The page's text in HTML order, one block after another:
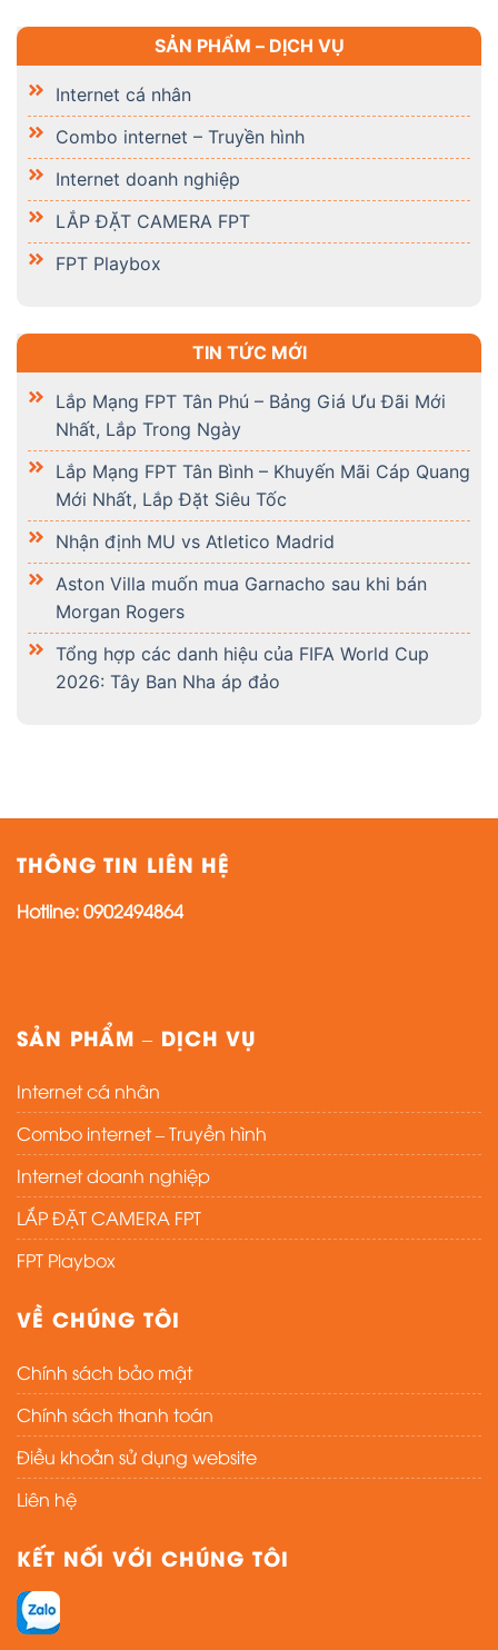
SẢN PHẨM – DỊCH VỤ
Internet cá nhân
Combo internet – Truyền hình
Internet doanh nghiệp
LẮP ĐẶT CAMERA FPT
FPT Playbox
TIN TỨC MỚI
Lắp Mạng FPT Tân Phú – Bảng Giá Ưu Đãi Mới
Nhất, Lắp Trong Ngày
Lắp Mạng FPT Tân Bình – Khuyến Mãi Cáp Quang
Mới Nhất, Lắp Đặt Siêu Tốc
Nhận định MU vs Atletico Madrid
Aston Villa muốn mua Garnacho sau khi bán
Morgan Rogers
Tổng hợp các danh hiệu của FIFA World Cup
2026: Tây Ban Nha áp đảo
THÔNG TIN LIÊN HỆ
Hotline:0902494864
SẢN PHẨM – DỊCH VỤ
Internet cá nhân
Combo internet – Truyền hình
Internet doanh nghiệp
LẮP ĐẶT CAMERA FPT
FPT Playbox
VỀ CHÚNG TÔI
Chính sách bảo mật
Chính sách thanh toán
Điều khoản sử dụng website
Liên hệ
KẾT NỐI VỚI CHÚNG TÔI